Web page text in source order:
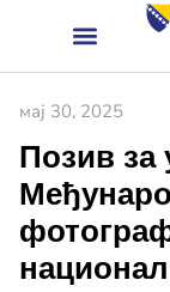
мај 30, 2025
Позив за